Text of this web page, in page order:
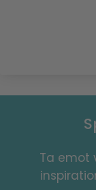
Ta emot